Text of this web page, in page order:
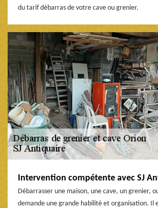
du tarif débarras de votre cave ou grenier.
Intervention compétente avec SJ
Débarrasser une maison, une cave, un grenier,
demande une grande habilité et organisation. Il